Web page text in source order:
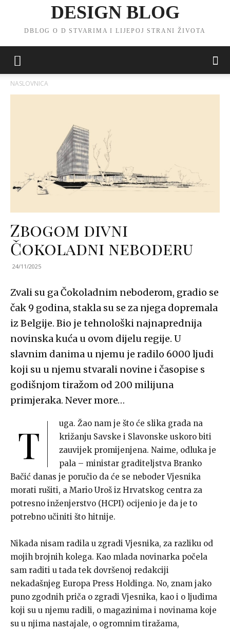
DESIGN BLOG
DBLOG O D STVARIMA I LIJEPOJ STRANI ŽIVOTA
NASLOVNICA
Zbogom divni
Čokoladni neboderu
24/11/2025
Zvali su ga Čokoladnim neboderom, gradio se
čak 9 godina, stakla su se za njega dopremala
iz Belgije. Bio je tehnološki najnaprednija
novinska kuća u ovom dijelu regije. U
slavnim danima u njemu je radilo 6000 ljudi
koji su u njemu stvarali novine i časopise s
godišnjom tiražom od 200 milijuna
primjeraka. Never more…
T
uga. Žao nam je što će slika grada na
križanju Savske i Slavonske uskoro biti
zauvijek promijenjena. Naime, odluka je
pala – ministar graditeljstva Branko
Bačić danas je poručio da će se neboder Vjesnika
morati rušiti, a Mario Uroš iz Hrvatskog centra za
potresno inženjerstvo (HCPI) ocijenio je da je to
potrebno učiniti što hitnije.
Nikada nisam radila u zgradi Vjesnika, za razliku od
mojih brojnih kolega. Kao mlada novinarka počela
sam raditi u tada tek dovršenoj redakciji
nekadašnjeg Europa Press Holdinga. No, znam jako
puno zgodnih priča o zgradi Vjesnika, kao i o ljudima
koji su u njemu radili, o magazinima i novinama koje
su u njima nastajale, o ogromnim tiražama,